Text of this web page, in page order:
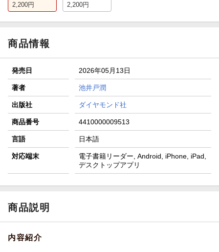
2,200円 2,200円
商品情報
発売日 2026年05月13日
著者 池井戸潤
出版社 ダイヤモンド社
商品番号 4410000009513
言語 日本語
対応端末
電子書籍リーダー, Android, iPhone, iPad,
デスクトップアプリ
商品説明
内容紹介